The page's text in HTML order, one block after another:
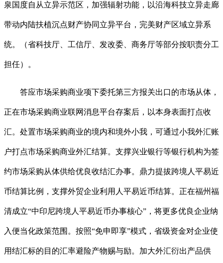
泉国度自从立异示范区，加强辐射功能，以沿海科技立异走廊
带动内陆扶植沉点财产协同立异平台，完美财产区域立异系
统。（省科技厅、工信厅、发改委、商务厅等部分按职责分工
担任）。
答应市场采购商业项下委托第三方报关出口的市场从体，
正在市场采购商业联网消息平台存案后，以本身表面打点收
汇。处置市场采购商业的境内和境外小我，可通过小我外汇账
户打点市场采购商业外汇结算。支撑兴业银行等银行机构为签
约市场采购从体供给优良收结汇办事。鼎力提拔跨境人平易近
币结算比例，支撑外贸企业利用人平易近币结算。正在福州福
清成立“中印尼跨境人平易近币办事核心”，将更多优良企业纳
入便当化政策范围。按照“免申即享”模式，省级资金对企业使
用结汇标的目的汇率避险产物赐与励。加大外汇衍出产品供